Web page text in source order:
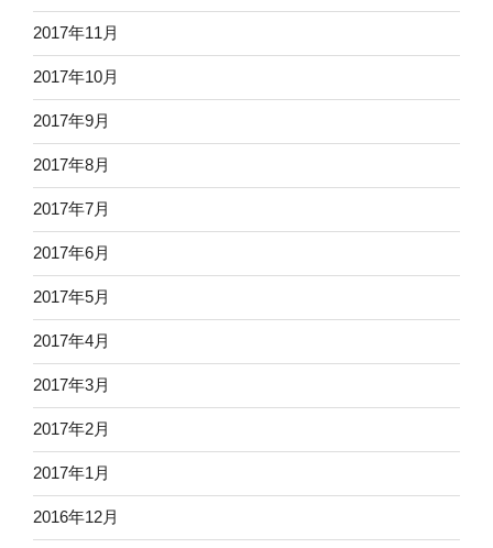
2017年11月
2017年10月
2017年9月
2017年8月
2017年7月
2017年6月
2017年5月
2017年4月
2017年3月
2017年2月
2017年1月
2016年12月